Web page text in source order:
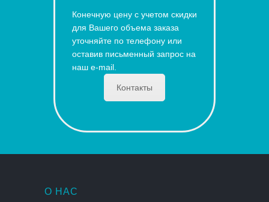
Конечную цену с учетом скидки
для Вашего объема заказа
уточняйте по телефону или
оставив письменный запрос на
наш e-mail.
Контакты
О НАС